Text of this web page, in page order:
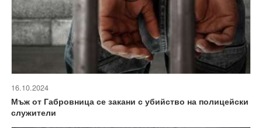
16.10.2024
Мъж от Габровница се закани с убийство на полицейски
служители